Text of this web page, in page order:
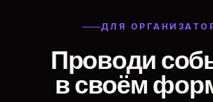
ДЛЯ
Проводи
в своём